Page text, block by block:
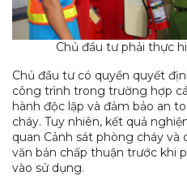
Chủ đầu tư phải thực
Chủ đầu tư có quyền quyết
công trình trong trường hợp
hành độc lập và đảm bảo an
cháy. Tuy nhiên, kết quả
quan Cảnh sát phòng cháy và
văn bản chấp thuận trước khi
vào sử dụng.